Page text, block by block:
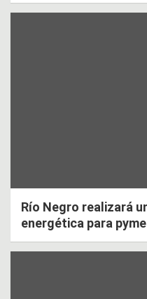
Río Negro realizará
energética para